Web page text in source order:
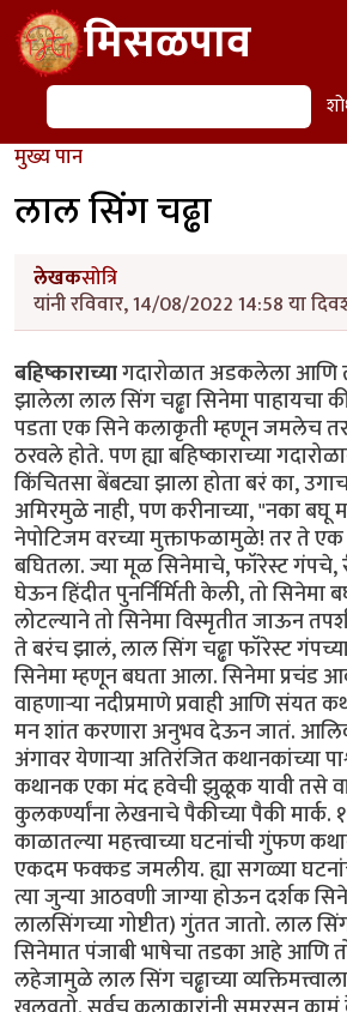
Skip to main contentमिसळपाव
शोध
मुख्य पान
लाल सिंग चढ्ढा
लेखकसोत्रि
यांनी रविवार, 14/08/2022 14:58 या
बहिष्काराच्यागदारोळात अडकलेला आणि
झालेला लाल सिंग चढ्ढा सिनेमा पाहायचा
पडता एक सिने कलाकृती म्हणून जमलेच
ठरवले होते. पण ह्या बहिष्काराच्या
किंचितसा बेंबट्या झाला होता बरं का,
अमिरमुळे नाही, पण करीनाच्या, "नका
नेपोटिजम वरच्या मुक्ताफळामुळे! तर ते
बघितला. ज्या मूळ सिनेमाचे, फॉरेस्ट
घेऊन हिंदीत पुनर्निर्मिती केली, तो
लोटल्याने तो सिनेमा विस्मृतीत जाऊन
ते बरंच झालं, लाल सिंग चढ्ढा फॉरेस्ट
सिनेमा म्हणून बघता आला. सिनेमा प्रचंड
वाहणाऱ्या नदीप्रमाणे प्रवाही आणि
मन शांत करणारा अनुभव देऊन जातं.
अंगावर येणाऱ्या अतिरंजित कथानकांच्या
कथानक एका मंद हवेची झुळूक यावी तसे
कुलकर्ण्यांना लेखनाचे पैकीच्या पैकी मार्क.
काळातल्या महत्त्वाच्या घटनांची गुंफण
एकदम फक्कड जमलीय. ह्या सगळ्या
त्या जुन्या आठवणी जाग्या होऊन दर्शक
लालसिंगच्या गोष्टीत) गुंतत जातो. लाल
सिनेमात पंजाबी भाषेचा तडका आहे आणि
लहेजामुळे लाल सिंग चढ्ढाच्या